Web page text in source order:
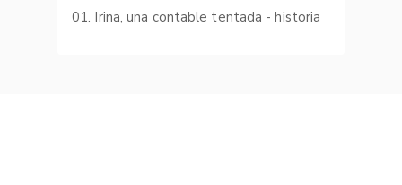
01. Irina, una contable tentada - historia